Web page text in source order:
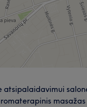
atsipalaidavimui